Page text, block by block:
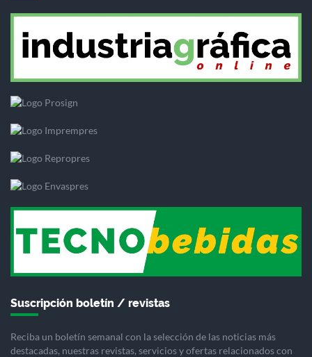
Suscripción boletín / revistas
Reciba un boletín semanal con la selección de las noticias más
destacadas, nuestras revistas, servicios y ofertas relacionados con